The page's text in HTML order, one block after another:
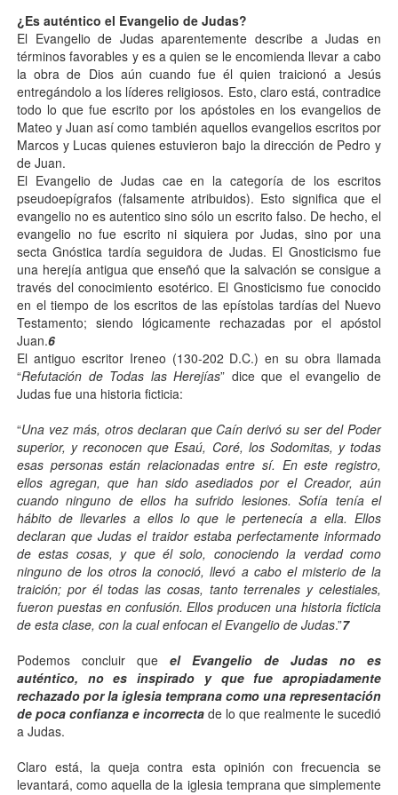
¿Es auténtico el Evangelio de Judas?
El Evangelio de Judas aparentemente describe a Judas en
términos favorables y es a quien se le encomienda llevar a cabo
la obra de Dios aún cuando fue él quien traicionó a Jesús
entregándolo a los líderes religiosos. Esto, claro está, contradice
todo lo que fue escrito por los apóstoles en los evangelios de
Mateo y Juan así como también aquellos evangelios escritos por
Marcos y Lucas quienes estuvieron bajo la dirección de Pedro y
de Juan.
El Evangelio de Judas cae en la categoría de los escritos
pseudoepígrafos (falsamente atribuidos). Esto significa que el
evangelio no es autentico sino sólo un escrito falso. De hecho, el
evangelio no fue escrito ni siquiera por Judas, sino por una
secta Gnóstica tardía seguidora de Judas. El Gnosticismo fue
una herejía antigua que enseñó que la salvación se consigue a
través del conocimiento esotérico. El Gnosticismo fue conocido
en el tiempo de los escritos de las epístolas tardías del Nuevo
Testamento; siendo lógicamente rechazadas por el apóstol
Juan.6
El antiguo escritor Ireneo (130-202 D.C.) en su obra llamada
“Refutación de Todas las Herejías” dice que el evangelio de
Judas fue una historia ficticia:
“Una vez más, otros declaran que Caín derivó su ser del Poder
superior, y reconocen que Esaú, Coré, los Sodomitas, y todas
esas personas están relacionadas entre sí. En este registro,
ellos agregan, que han sido asediados por el Creador, aún
cuando ninguno de ellos ha sufrido lesiones. Sofía tenía el
hábito de llevarles a ellos lo que le pertenecía a ella. Ellos
declaran que Judas el traidor estaba perfectamente informado
de estas cosas, y que él solo, conociendo la verdad como
ninguno de los otros la conoció, llevó a cabo el misterio de la
traición; por él todas las cosas, tanto terrenales y celestiales,
fueron puestas en confusión. Ellos producen una historia ficticia
de esta clase, con la cual enfocan el Evangelio de Judas.”7
Podemos concluir que el Evangelio de Judas no es
auténtico, no es inspirado y que fue apropiadamente
rechazado por la iglesia temprana como una representación
de poca confianza e incorrecta de lo que realmente le sucedió
a Judas.
Claro está, la queja contra esta opinión con frecuencia se
levantará, como aquella de la iglesia temprana que simplemente